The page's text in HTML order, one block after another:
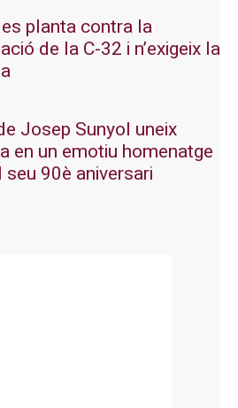
planta contra la
de la C-32 i n’exigeix la
Josep Sunyol uneix
en un emotiu homenatge
90è aniversari